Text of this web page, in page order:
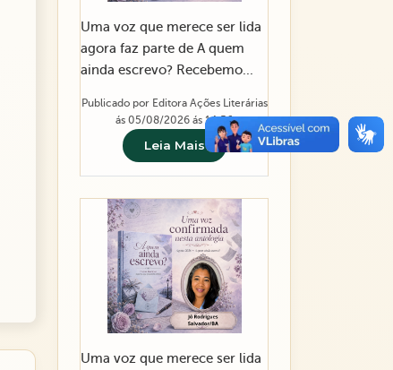
Uma voz que merece ser lida
agora faz parte de A quem
ainda escrevo? Recebemo...
Publicado por Editora Ações Literárias
ás 05/08/2026 ás 14:56
Leia Mais
Uma voz que merece ser lida